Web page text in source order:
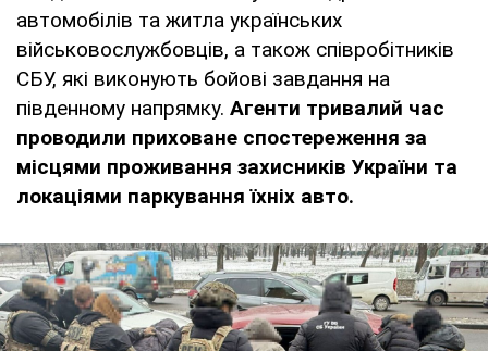
автомобілів та житла українських
військовослужбовців, а також співробітників
СБУ, які виконують бойові завдання на
південному напрямку. Агенти тривалий час
проводили приховане спостереження за
місцями проживання захисників України та
локаціями паркування їхніх авто.